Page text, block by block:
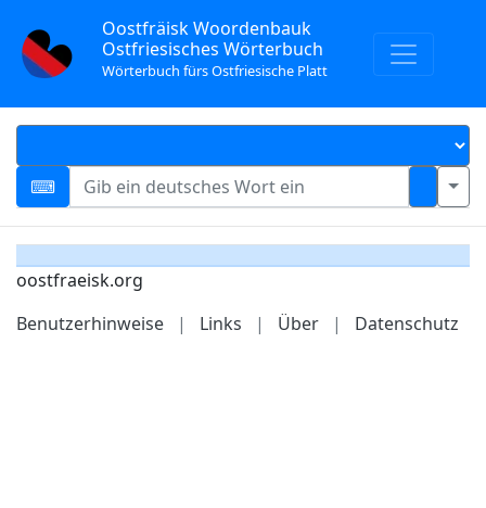
Oostfräisk Woordenbauk
Ostfriesisches Wörterbuch
Wörterbuch fürs Ostfriesische Platt
oostfraeisk.org
Benutzerhinweise
| Links | Über | Datenschutz